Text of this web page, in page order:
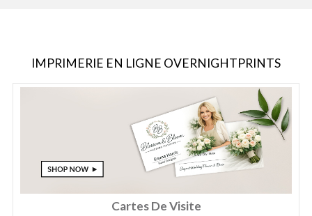
Cartes De Visite
IMPRIMERIE EN LIGNE OVERNIGHTPRINTS